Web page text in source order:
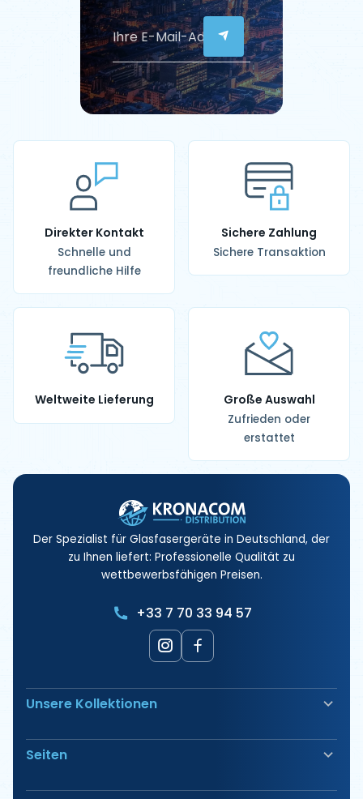
Direkter Kontakt
Schnelle und
freundliche Hilfe
Sichere Zahlung
Sichere Transaktion
Weltweite Lieferung Große Auswahl
Zufrieden oder
erstattet
Der Spezialist für Glasfasergeräte in Deutschland, der
zu Ihnen liefert: Professionelle Qualität zu
wettbewerbsfähigen Preisen.
+33 7 70 33 94 57
Unsere Kollektionen
Glasfaserschweißgerät
Sicherheit & Absicherung
Werkzeug
Seiten
Unsere Produkte